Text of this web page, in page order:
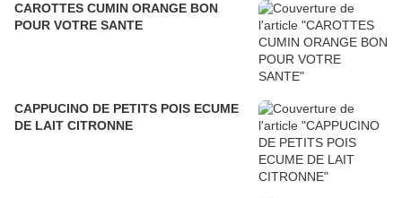
CAROTTES CUMIN ORANGE BON
POUR VOTRE SANTE
CAPPUCINO DE PETITS POIS ECUME
DE LAIT CITRONNE